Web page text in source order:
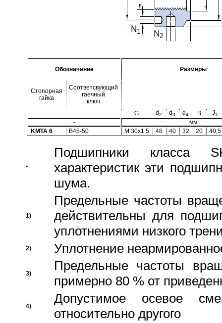
Обозначение Размеры
Стопорная
гайка
Соответсвующий
гаечный
ключ
G
d2 d3 d4 B J1
-
мм
KMTA 6
B45-50 M 30x1,5 48 40 32 20 40,5
*
Подшипники класса
характеристик эти
шума.
1)
Предельные частоты
действительны для
уплотнениями низкого
2) Уплотнение
3)
Предельные частоты
примерно 80 % от
4)
Допустимое осевое
относительно другого